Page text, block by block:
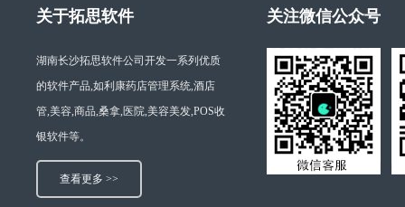
关于拓思软件
湖南长沙拓思软件公司开发一系列优质
的软件产品,如利康药店管理系统,酒店
管,美容,商品,桑拿,医院,美容美发,POS收
银软件等。
查看更多 >>
关注微信公众号